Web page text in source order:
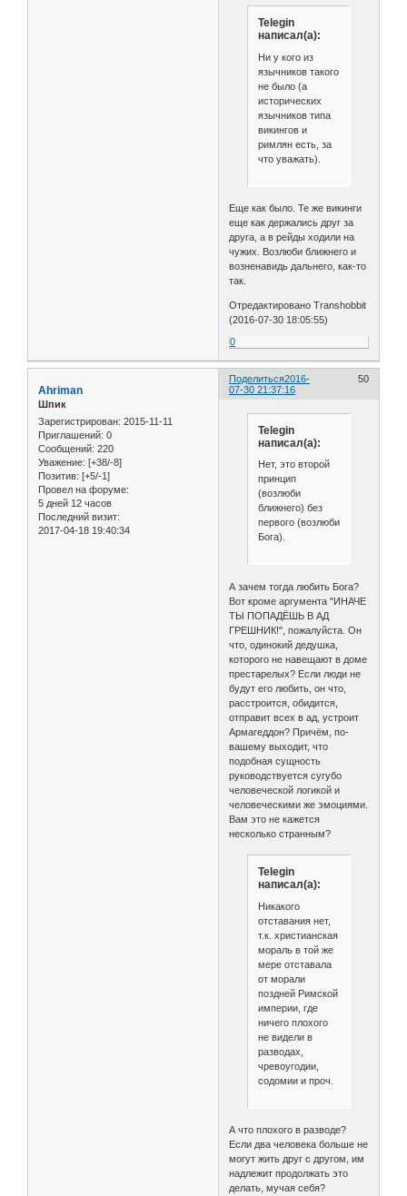
Telegin
написал(а):
Ни у кого из
язычников такого
не было (а
исторических
язычников типа
викингов и
римлян есть, за
что уважать).
Еще как было. Те же викинги
еще как держались друг за
друга, а в рейды ходили на
чужих. Возлюби ближнего и
возненавидь дальнего, как-то
так.
Отредактировано Transhobbit
(2016-07-30 18:05:55)
0
Поделиться 50
2016-
07-30 21:37:16
Ahriman
Шпик
Зарегистрирован: 2015-11-11
Приглашений: 0
Сообщений: 220
Уважение: [+38/-8]
Позитив: [+5/-1]
Провел на форуме:
5 дней 12 часов
Последний визит:
2017-04-18 19:40:34
Telegin
написал(а):
Нет, это второй
принцип
(возлюби
ближнего) без
первого (возлюби
Бога).
А зачем тогда любить Бога?
Вот кроме аргумента "ИНАЧЕ
ТЫ ПОПАДЁШЬ В АД
ГРЕШНИК!", пожалуйста. Он
что, одинокий дедушка,
которого не навещают в доме
престарелых? Если люди не
будут его любить, он что,
расстроится, обидится,
отправит всех в ад, устроит
Армагеддон? Причём, по-
вашему выходит, что
подобная сущность
руководствуется сугубо
человеческой логикой и
человеческими же эмоциями.
Вам это не кажется
несколько странным?
Telegin
написал(а):
Никакого
отставания нет,
т.к. христианская
мораль в той же
мере отставала
от морали
поздней Римской
империи, где
ничего плохого
не видели в
разводах,
чревоугодии,
содомии и проч.
А что плохого в разводе?
Если два человека больше не
могут жить друг с другом, им
надлежит продолжать это
делать, мучая себя?